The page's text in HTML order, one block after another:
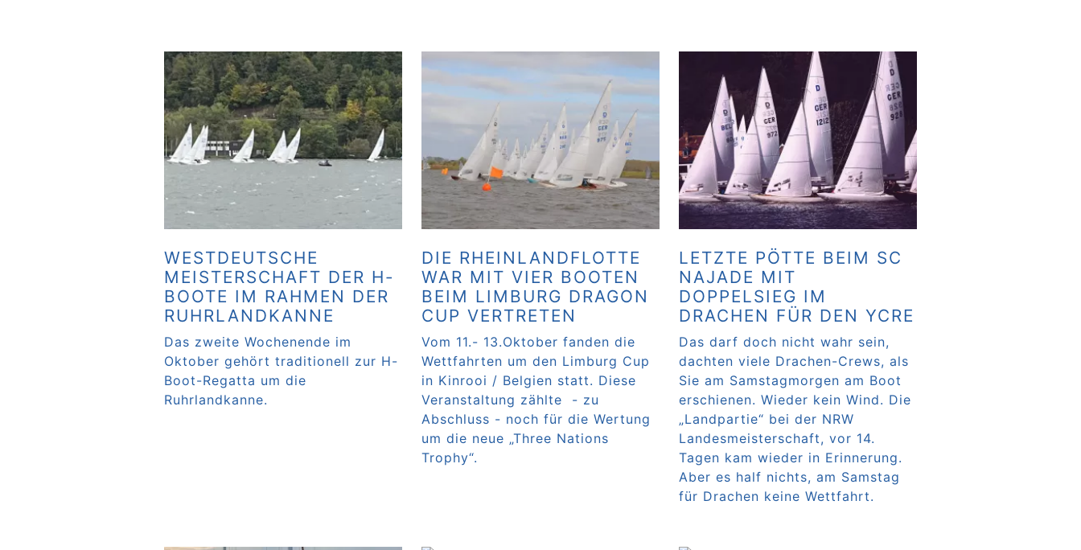
WESTDEUTSCHE
MEISTERSCHAFT DER H-
BOOTE IM RAHMEN DER
RUHRLANDKANNE
Das zweite Wochenende im
Oktober gehört traditionell zur H-
Boot-Regatta um die
Ruhrlandkanne.
DIE RHEINLANDFLOTTE
WAR MIT VIER BOOTEN
BEIM LIMBURG DRAGON
CUP VERTRETEN
Vom 11.- 13.Oktober fanden die
Wettfahrten um den Limburg Cup
in Kinrooi / Belgien statt. Diese
Veranstaltung zählte - zu
Abschluss - noch für die Wertung
um die neue „Three Nations
Trophy“.
LETZTE PÖTTE BEIM SC
NAJADE MIT
DOPPELSIEG IM
DRACHEN FÜR DEN YCRE
Das darf doch nicht wahr sein,
dachten viele Drachen-Crews, als
Sie am Samstagmorgen am Boot
erschienen. Wieder kein Wind. Die
„Landpartie“ bei der NRW
Landesmeisterschaft, vor 14.
Tagen kam wieder in Erinnerung.
Aber es half nichts, am Samstag
für Drachen keine Wettfahrt.